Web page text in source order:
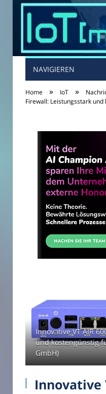
NAVIGIEREN
Home » IoT »
Firewall: Leistungsstark
Innovative VT AIR
und kostengünstig
GmbH)
Innovative